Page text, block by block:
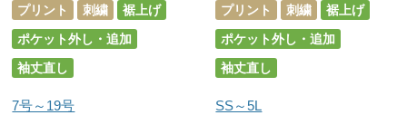
プリント 刺繍
裾上げ
ポケット外し・追加
袖丈直し
7号～19号
プリント 刺繍
裾上げ
ポケット外し・追加
袖丈直し
SS～5L